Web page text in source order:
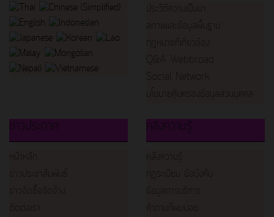
ประวัติความเป็นมา
สภาพและข้อมูลพื้นฐาน
กฎหมายที่เกี่ยวข้อง
Q&A Webbroad
Social Network
นโยบายคุ้มครองข้อมูลส่วนบุคคล
ข่าวประกาศ
หน้าหลัก
ข่าวประชาสัมพันธ์
ข่าวจัดซื้อจัดจ้าง
ติดต่อเรา
คลังความรู้
คลังความรู้
กฎระเบียบ ข้อบังคับ
ข้อมูลการบริการ
คำถามที่พบบ่อย